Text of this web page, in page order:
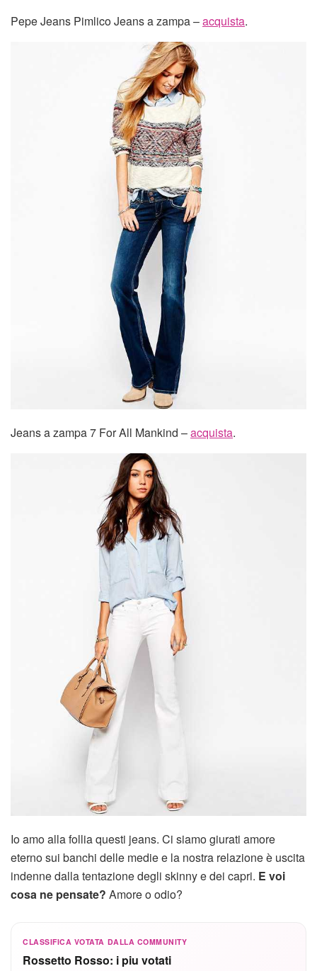
Pepe Jeans Pimlico Jeans a zampa –acquista.
Jeans a zampa 7 For All Mankind –acquista.
Io amo alla follia questi jeans. Ci siamo giurati amore
eterno sui banchi delle medie e la nostra relazione è uscita
indenne dalla tentazione degli skinny e dei capri. E voi
cosa ne pensate? Amore o odio?
CLASSIFICA VOTATA DALLA COMMUNITY
Rossetto Rosso: i piu votati